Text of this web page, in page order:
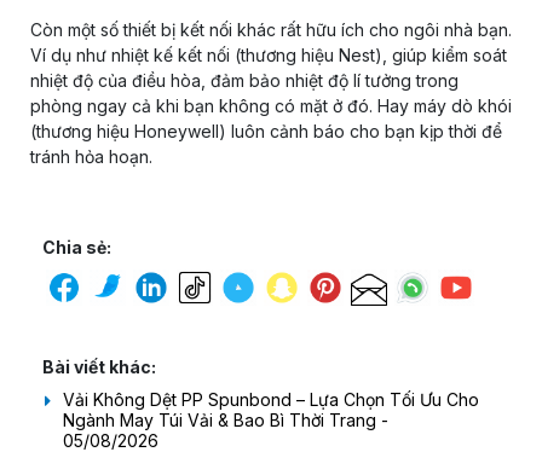
Còn một số thiết bị kết nối khác rất hữu ích cho ngôi nhà bạn.
Ví dụ như nhiệt kế kết nối (thương hiệu Nest), giúp kiểm soát
nhiệt độ của điều hòa, đảm bảo nhiệt độ lí tưởng trong
phòng ngay cả khi bạn không có mặt ở đó. Hay máy dò khói
(thương hiệu Honeywell) luôn cảnh báo cho bạn kịp thời để
tránh hỏa hoạn.
Chia sẻ:
Bài viết khác:
Vải Không Dệt PP Spunbond – Lựa Chọn Tối Ưu Cho
Ngành May Túi Vải & Bao Bì Thời Trang -
05/08/2026